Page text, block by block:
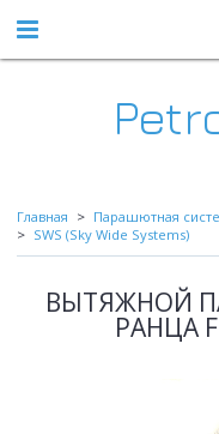
Главная Парашютная
SWS (Sky Wide Systems)
ВЫТЯЖНОЙ
РАНЦА